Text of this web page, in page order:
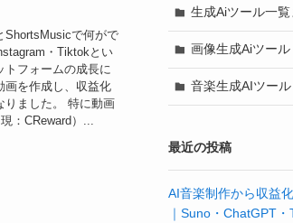
ShortsMusicで何がで
・Tiktokとい
トフォームの成長に
画を作成し、収益化
りました。 特に動画
：CReward）...
生成Aiツール一覧
画像生成Aiツール
音楽生成AIツール
最近の投稿
AI音楽制作から収益
｜Suno・ChatGPT